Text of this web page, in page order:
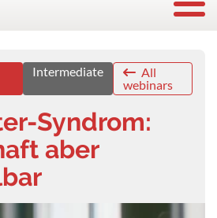
Intermediate
All
webinars
Syndrom:
aber